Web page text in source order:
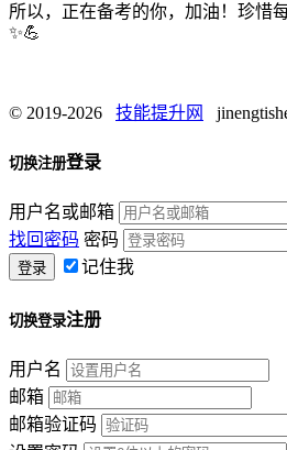
所以，正在备考的你，加油！珍惜
✨💪
© 2019-2026 技能提升网
切换注册登录
用户名或邮箱
找回密码 密码
记住我
切换登录注册
用户名
邮箱
邮箱验证码